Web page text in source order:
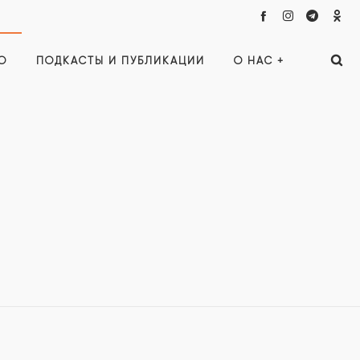
ПОДКАСТЫ И ПУБЛИКАЦИИ О НАС +